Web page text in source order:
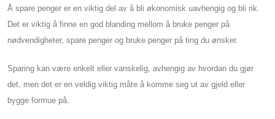
Å spare penger er en viktig del av å bli økonomisk uavhengig og bli rik.
Det er viktig å finne en god blanding mellom å bruke penger på
nødvendigheter, spare penger og bruke penger på ting du ønsker.
Sparing kan være enkelt eller vanskelig, avhengig av hvordan du gjør
det, men det er en veldig viktig måte å komme seg ut av gjeld eller
bygge formue på.